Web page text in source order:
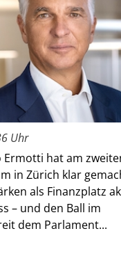
Uhr
Ermotti hat am
in Zürich klar
als Finanzplatz
– und den Ball im
dem Parlament...